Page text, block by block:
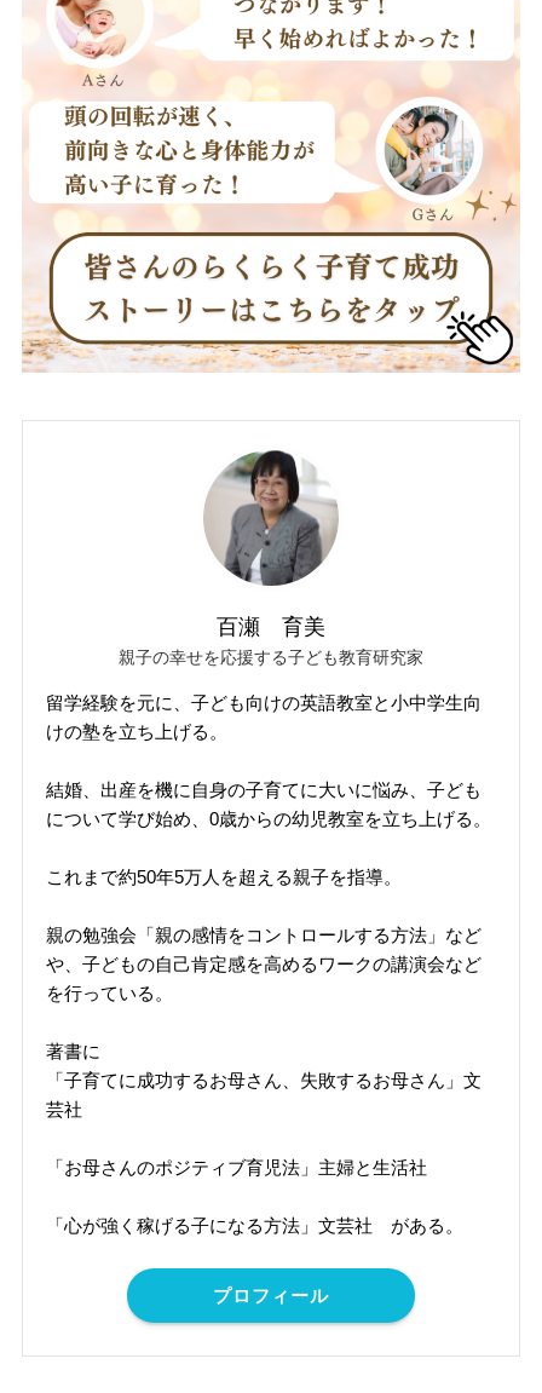
百瀬 育美
親子の幸せを応援する子ども教育研究家
留学経験を元に、子ども向けの英語教室と小中学生向
けの塾を立ち上げる。
結婚、出産を機に自身の子育てに大いに悩み、子ども
について学び始め、0歳からの幼児教室を立ち上げる。
これまで約50年5万人を超える親子を指導。
親の勉強会「親の感情をコントロールする方法」など
や、子どもの自己肯定感を高めるワークの講演会など
を行っている。
著書に
「子育てに成功するお母さん、失敗するお母さん」文
芸社
「お母さんのポジティブ育児法」主婦と生活社
「心が強く稼げる子になる方法」文芸社 がある。
プロフィール